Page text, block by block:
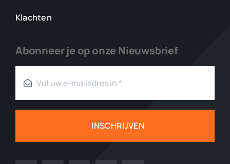
Klachten
Abonneer je op onze Nieuwsbrief
INSCHRIJVEN